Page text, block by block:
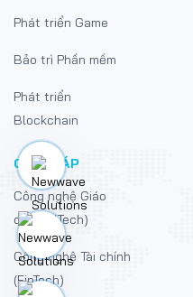
Phát triển Game
Bảo trì Phần mềm
Phát triển
Blockchain
GIẢI PHÁP
Công nghệ Giáo
dục (EdTech)
Công nghệ Tài chính
(FinTech)